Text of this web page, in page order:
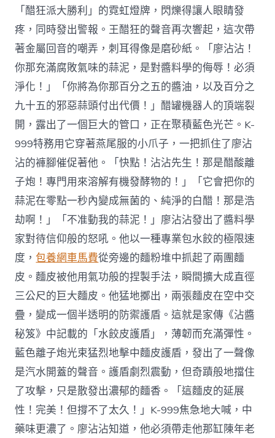
「醋狂派大勝利」的霓虹燈牌，閃爍得讓人眼睛發
疼，同時發出警報。王醋狂的聲音再次響起，這次帶
著金屬回音的嘲弄，刺耳得像是磨砂紙。「廖沾沾！
你那充滿腐敗氣味的蒜泥，是對醬料學的侮辱！必須
淨化！」「你將為你那百分之五的醬油，以及百分之
九十五的邪惡蒜頭付出代價！」醋罐機器人的頂端裂
開，露出了一個巨大的管口，正在聚積藍色光芒。K-
999特務用它穿著燕尾服的小爪子，一把抓住了廖沾
沾的褲腳催促著他。「快點！沾沾先生！那是醋酸離
子炮！專門用來溶解有機發酵物的！」「它會把你的
蒜泥在零點一秒內變成無菌的、純淨的白醋！那是浩
劫啊！」「不准動我的蒜泥！」廖沾沾發出了醬料學
家對待信仰般的怒吼。他以一種專業包水餃的極限速
度，包養網車馬費從旁邊的麵粉堆中抓起了兩團麵
皮。麵皮被他用氣功般的捏製手法，瞬間擴大成直徑
三公尺的巨大麵皮。他猛地擲出，兩張麵皮在空中交
疊，變成一個半透明的防禦護盾。這就是家傳《沾醬
秘笈》中記載的「水餃皮護盾」，薄韌而充滿彈性。
藍色離子炮光束猛烈地擊中麵皮護盾，發出了一聲像
是汽水開蓋的聲音。護盾劇烈震動，但奇蹟般地擋住
了攻擊，只是散發出濃郁的麵香。「這麵皮的延展
性！完美！但撐不了太久！」K-999焦急地大喊，中
藥味更濃了。廖沾沾知道，他必須帶走他那缸陳年老